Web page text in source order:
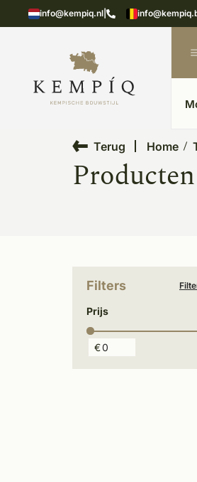
info@kempiq.nl
in Kesteren
Terug Home
Filters
Prijs
€